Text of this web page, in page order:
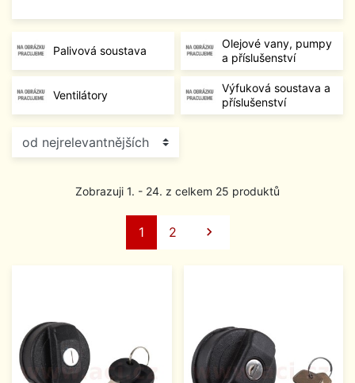
Palivová soustava
Olejové vany, pumpy
a příslušenství
Ventilátory
Výfuková soustava a
příslušenství
Zobrazuji 1. - 24. z celkem 25 produktů
1 2 Další
